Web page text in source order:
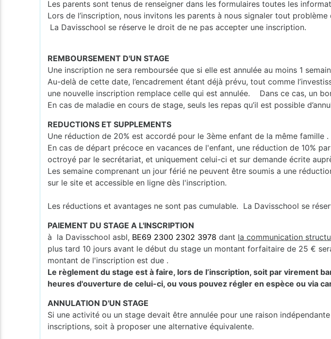
Les parents sont tenus de renseigner dans les formulaires toutes les
Lors de l’inscription, nous invitons les parents à nous signaler tout
La Davisschool se réserve le droit de ne pas accepter une inscription.
REMBOURSEMENT D'UN STAGE
Une inscription ne sera remboursée que si elle est annulée au moins 1
Au-delà de cette date, l’encadrement étant déjà prévu, tout comme
une nouvelle inscription remplace celle qui est annulée. Dans ce cas, un
En cas de maladie en cours de stage, seuls les repas qu’il est possible
REDUCTIONS ET SUPPLEMENTS
Une réduction de 20% est accordé pour le 3ème enfant de la même famille .
En cas de départ précoce en vacances de l'enfant, une réduction de 10%
octroyé par le secrétariat, et uniquement celui-ci et sur demande écrite
Les semaine comprenant un jour férié ne peuvent être soumis a une
sur le site et accessible en ligne dès l'inscription.
Les réductions et avantages ne sont pas cumulable. La Davisschool se
PAIEMENT DU STAGE A L'INSCRIPTION
à la Davisschool asbl, BE69 2300 2302 3978 dant la communication
plus tard 10 jours avant le début du stage un montant forfaitaire de 25 €
montant de l'inscription est due .
Le règlement du stage est à faire, lors de l’inscription, soit par virement
heures d'ouverture de celui-ci, ou vous pouvez régler en espèce ou via
ANNULATION D'UN STAGE
Si une activité ou un stage devait être annulée pour une raison
inscriptions, soit à proposer une alternative équivalente.